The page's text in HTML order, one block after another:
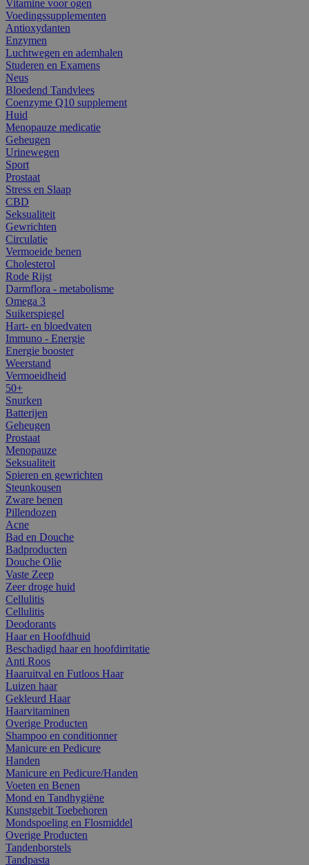
Vitamine voor ogen
Voedingssupplementen
Antioxydanten
Enzymen
Luchtwegen en ademhalen
Studeren en Examens
Neus
Bloedend Tandvlees
Coenzyme Q10 supplement
Huid
Menopauze medicatie
Geheugen
Urinewegen
Sport
Prostaat
Stress en Slaap
CBD
Seksualiteit
Gewrichten
Circulatie
Vermoeide benen
Cholesterol
Rode Rijst
Darmflora - metabolisme
Omega 3
Suikerspiegel
Hart- en bloedvaten
Immuno - Energie
Energie booster
Weerstand
Vermoeidheid
50+
Snurken
Batterijen
Geheugen
Prostaat
Menopauze
Seksualiteit
Spieren en gewrichten
Steunkousen
Zware benen
Pillendozen
Acne
Bad en Douche
Badproducten
Douche Olie
Vaste Zeep
Zeer droge huid
Cellulitis
Cellulitis
Deodorants
Haar en Hoofdhuid
Beschadigd haar en hoofdirritatie
Anti Roos
Haaruitval en Futloos Haar
Luizen haar
Gekleurd Haar
Haarvitaminen
Overige Producten
Shampoo en conditionner
Manicure en Pedicure
Handen
Manicure en Pedicure/Handen
Voeten en Benen
Mond en Tandhygiëne
Kunstgebit Toebehoren
Mondspoeling en Flosmiddel
Overige Producten
Tandenborstels
Tandpasta